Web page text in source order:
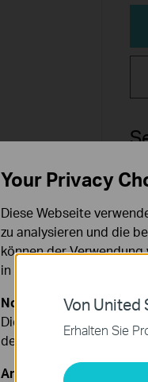
Von United
Erhalten Sie
Your Privacy
Diese Webseite
zu analysieren und die
können der
in unseren
Notwendige Cookies
Diese Cookies sind zur
deaktiviert werden.
Analyse- und Marketing-